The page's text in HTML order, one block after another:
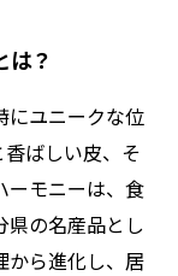
は？
にユニークな位
ばしい皮、そ
ーモニーは、食
の名産品とし
から進化し、居